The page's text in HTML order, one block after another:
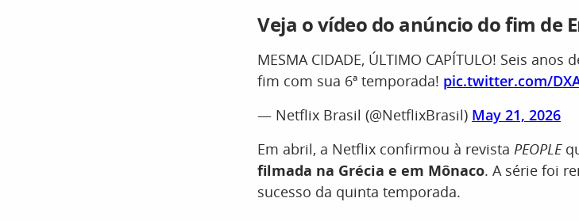
Veja o vídeo do anúncio do fim de
MESMA CIDADE, ÚLTIMO CAPÍTULO! Seis
fim com sua 6ª temporada! pic.twitter.com/
— Netflix Brasil (@NetflixBrasil) May 21, 2026
Em abril, a Netflix confirmou à revista PEOPLE
filmada na Grécia e em Mônaco. A série foi
sucesso da quinta temporada.